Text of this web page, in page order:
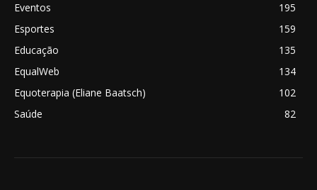
Eventos
195
Esportes
159
Educação
135
EqualWeb
134
Equoterapia (Eliane Baatsch)
102
Saúde
82